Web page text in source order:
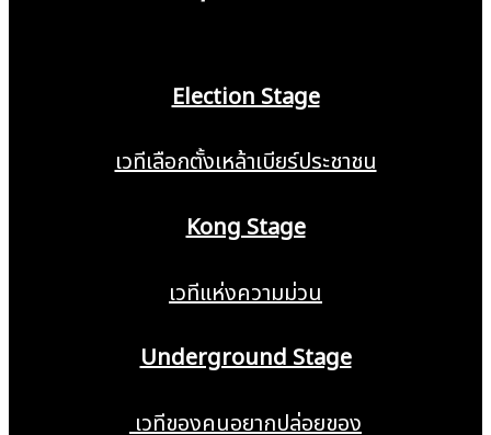
Election Stage
เวทีเลือกตั้งเหล้าเบียร์ประชาชน
Kong Stage
เวทีแห่งความม่วน
Underground Stage
เวทีของคนอยากปล่อยของ